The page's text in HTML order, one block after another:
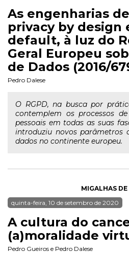
As engenharias
privacy by design
default, à luz do
Geral Europeu
de Dados (2016/
Pedro Dalese
O RGPD, na busca por
contemplem os processos
pessoais em todas as suas
introduziu novos parâmetros
dados no continente europeu.
MIGALHAS DE
quinta-feira, 10 de setembro de 2020
A cultura do
(a)moralidade
Pedro Gueiros e Pedro Dalese